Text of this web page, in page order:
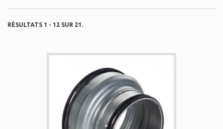
RÉSULTATS 1 - 12 SUR 21.